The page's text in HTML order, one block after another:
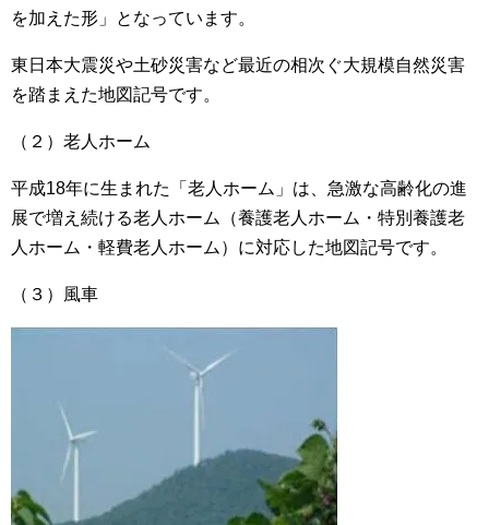
を加えた形」となっています。
東日本大震災や土砂災害など最近の相次ぐ大規模自然災害
を踏まえた地図記号です。
（２）老人ホーム
平成18年に生まれた「老人ホーム」は、急激な高齢化の進
展で増え続ける老人ホーム（養護老人ホーム・特別養護老
人ホーム・軽費老人ホーム）に対応した地図記号です。
（３）風車